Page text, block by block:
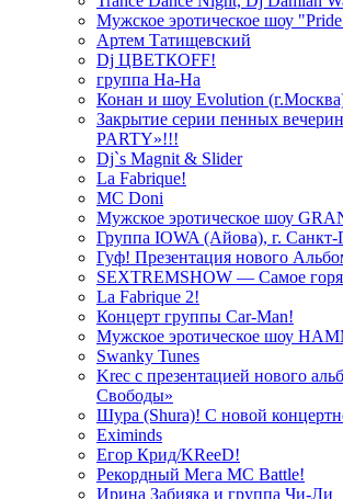
Мужское эротическое шоу
Артем Татищевский
Dj ЦВЕТКOFF!
группа На-На
Конан и шоу Evolution
Закрытие серии пенных
PARTY»!!!
Dj`s Magnit & Slider
La Fabrique!
MC Doni
Мужское эротическое шоу
Группа IOWA (Айова), г. Санкт-
Гуф! Презентация нового
SEXTREMSHOW — Самое
La Fabrique 2!
Концерт группы Car-Man!
Мужское эротическое шоу
Swanky Tunes
Krec с презентацией нового
Свободы»
Шура (Shura)! С новой
Eximinds
Егор Крид/KReeD!
Рекордный Мега МС Battle!
Ирина Забияка и группа Чи-Ли